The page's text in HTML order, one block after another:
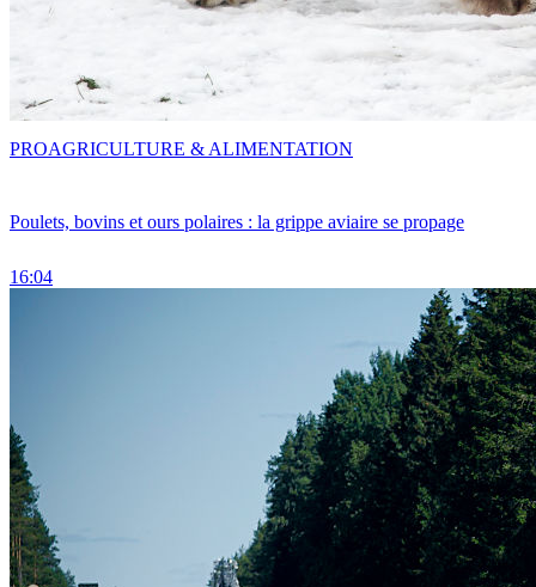
Poulets, bovins et ours polaires : la grippe aviaire se propage
16:04
PROAGRICULTURE & ALIMENTATION